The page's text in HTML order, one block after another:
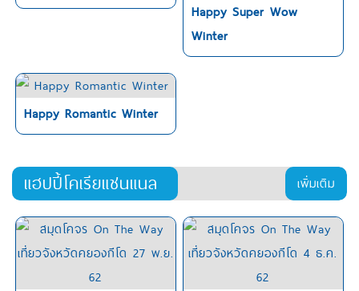
Happy Super Wow
Winter
Happy Romantic Winter
แฮปปี้โคเรียแชนแนล เพิ่มเติม